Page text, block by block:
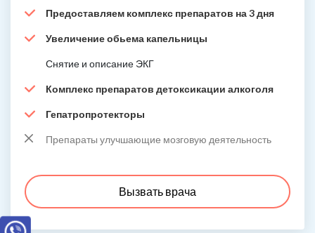
Предоставляем комплекс препаратов на 3 дня
Увеличение обьема капельницы
Снятие и описание ЭКГ
Комплекс препаратов детоксикации алкоголя
Гепатропротекторы
Препараты улучшающие мозговую деятельность
Вызвать врача